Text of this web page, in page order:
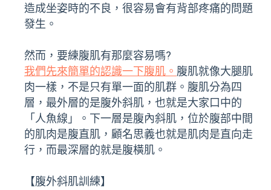
造成坐姿時的不良，很容易會有背部疼痛的問題
發生。
然而，要練腹肌有那麼容易嗎?
我們先來簡單的認識一下腹肌。 腹肌就像大腿肌
肉一樣，不是只有單一面的肌群。腹肌分為四
層，最外層的是腹外斜肌，也就是大家口中的
「人魚線」。下一層是腹內斜肌，位於腹部中間
的肌肉是腹直肌，顧名思義也就是肌肉是直向走
行，而最深層的就是腹橫肌。
【腹外斜肌訓練】